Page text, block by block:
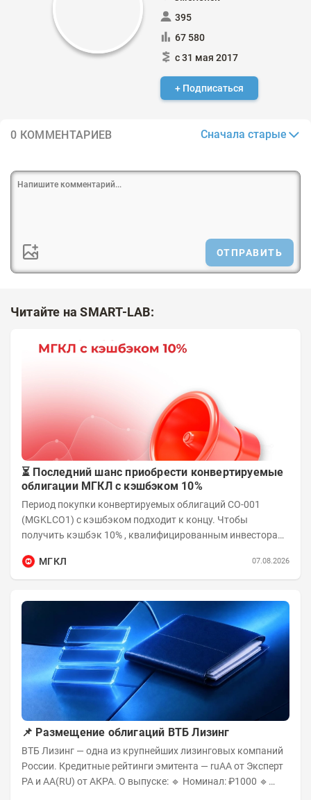
395
67 580
с 31 мая 2017
+ Подписаться
0 КОММЕНТАРИЕВ Сначала старые
ОТПРАВИТЬ
Читайте на SMART-LAB:
⏳ Последний шанс приобрести конвертируемые
облигации МГКЛ с кэшбэком 10%
Период покупки конвертируемых облигаций СО-001
(MGKLCO1) с кэшбэком подходит к концу. Чтобы
получить кэшбэк 10% , квалифицированным инвесторам
МГКЛ
07.08.2026
📌 Размещение облигаций ВТБ Лизинг
ВТБ Лизинг — одна из крупнейших лизинговых компаний
России. Кредитные рейтинги эмитента — ruAA от Эксперт
РА и AA(RU) от АКРА. О выпуске: 🔹 Номинал: ₽1000 🔹